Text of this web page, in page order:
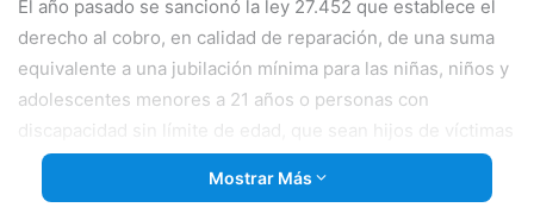
El año pasado se sancionó la ley 27.452 que establece el
derecho al cobro, en calidad de reparación, de una suma
equivalente a una jubilación mínima para las niñas, niños y
adolescentes menores a 21 años o personas con
discapacidad sin límite de edad, que sean hijos de víctimas
de femicidio o de homicidio en contexto de violencia
intrafamiliar o de género, detalló el organismo en un
Mostrar Más